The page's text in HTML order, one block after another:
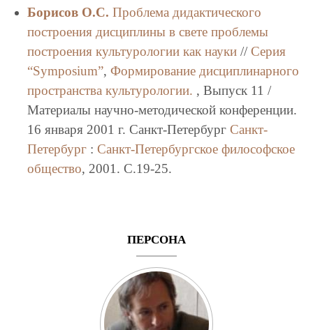
Борисов О.С. Проблема дидактического
построения дисциплины в свете проблемы
построения культурологии как науки// Серия
“Symposium”, Формирование дисциплинарного
пространства культурологии. , Выпуск 11 /
Материалы научно-методической конференции.
16 января 2001 г. Санкт-Петербург Санкт-
Петербург: Санкт-Петербургское философское
общество, 2001. C.19-25.
ПЕРСОНА